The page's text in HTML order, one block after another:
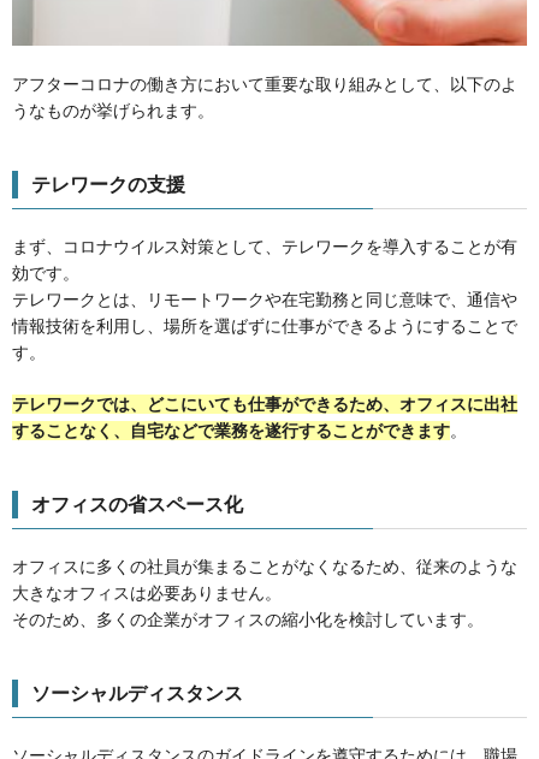
アフターコロナの働き方において重要な取り組みとして、以下のよ
うなものが挙げられます。
テレワークの支援
まず、コロナウイルス対策として、テレワークを導入することが有
効です。
テレワークとは、リモートワークや在宅勤務と同じ意味で、通信や
情報技術を利用し、場所を選ばずに仕事ができるようにすることで
す。
テレワークでは、どこにいても仕事ができるため、オフィスに出社
することなく、自宅などで業務を遂行することができます。
オフィスの省スペース化
オフィスに多くの社員が集まることがなくなるため、従来のような
大きなオフィスは必要ありません。
そのため、多くの企業がオフィスの縮小化を検討しています。
ソーシャルディスタンス